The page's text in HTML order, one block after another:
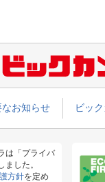
なお知らせ ビッ
は「プライバ
した。
方針を定め